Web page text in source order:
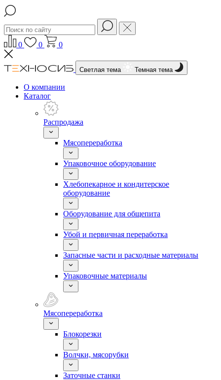
0 0 0
Светлая тема Темная тема
О компании
Каталог
Распродажа
Мясопереработка
Упаковочное оборудование
Хлебопекарное и кондитерское
оборудование
Оборудование для общепита
Убой и первичная переработка
Запасные части и расходные материалы
Упаковочные материалы
Мясопереработка
Блокорезки
Волчки, мясорубки
Заточные станки